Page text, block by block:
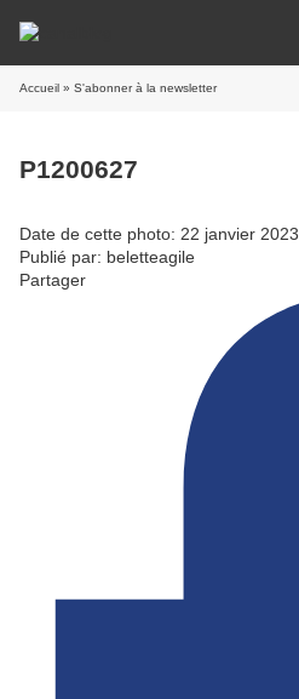
Accueil » S'abonner à la newsletter
P1200627
Date de cette photo: 22 janvier 2023
Publié par: beletteagile
Partager